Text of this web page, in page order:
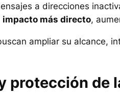
a direcciones
impacto más directo,
ampliar su alcance,
protección de